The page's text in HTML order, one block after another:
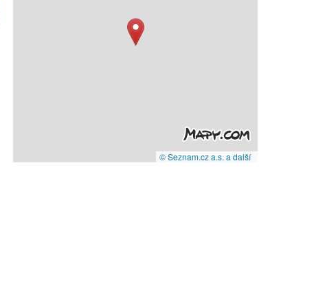
© Seznam.cz a.s. a další